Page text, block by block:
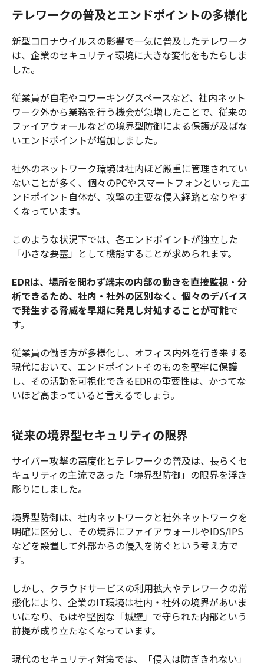
テレワークの普及とエンドポイントの多様化
新型コロナウイルスの影響で一気に普及したテレワーク
は、企業のセキュリティ環境に大きな変化をもたらしま
した。
従業員が自宅やコワーキングスペースなど、社内ネット
ワーク外から業務を行う機会が急増したことで、従来の
ファイアウォールなどの境界型防御による保護が及ばな
いエンドポイントが増加しました。
社外のネットワーク環境は社内ほど厳重に管理されてい
ないことが多く、個々のPCやスマートフォンといったエ
ンドポイント自体が、攻撃の主要な侵入経路となりやす
くなっています。
このような状況下では、各エンドポイントが独立した
「小さな要塞」として機能することが求められます。
EDRは、場所を問わず端末の内部の動きを直接監視・分
析できるため、社内・社外の区別なく、個々のデバイス
で発生する脅威を早期に発見し対処することが可能で
す。
従業員の働き方が多様化し、オフィス内外を行き来する
現代において、エンドポイントそのものを堅牢に保護
し、その活動を可視化できるEDRの重要性は、かつてな
いほど高まっていると言えるでしょう。
従来の境界型セキュリティの限界
サイバー攻撃の高度化とテレワークの普及は、長らくセ
キュリティの主流であった「境界型防御」の限界を浮き
彫りにしました。
境界型防御は、社内ネットワークと社外ネットワークを
明確に区分し、その境界にファイアウォールやIDS/IPS
などを設置して外部からの侵入を防ぐという考え方で
す。
しかし、クラウドサービスの利用拡大やテレワークの常
態化により、企業のIT環境は社内・社外の境界があいま
いになり、もはや堅固な「城壁」で守られた内部という
前提が成り立たなくなっています。
現代のセキュリティ対策では、「侵入は防ぎきれない」